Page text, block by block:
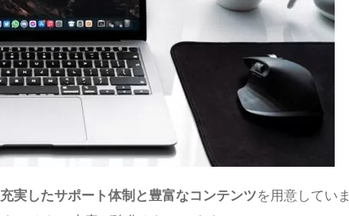
充実したサポート体制と豊富なコンテンツを用意してい